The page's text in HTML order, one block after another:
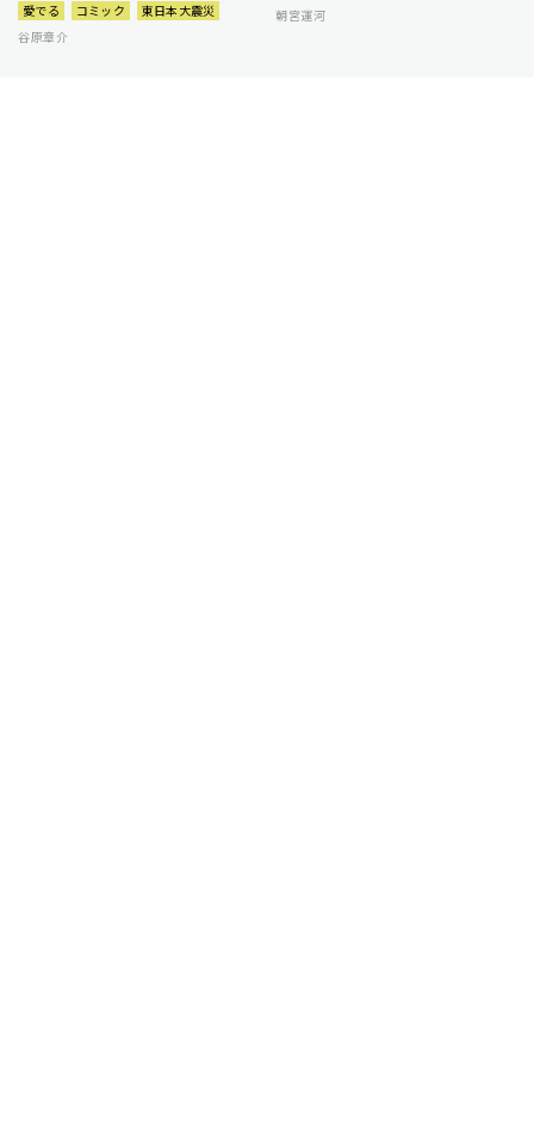
愛でる コミック
東日本大震災
谷原章介
朝宮運河